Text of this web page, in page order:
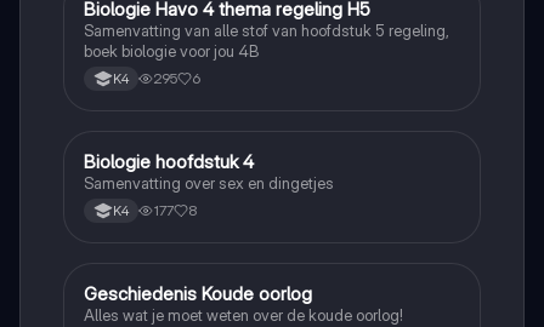
Biologie
Biologie Havo 4 thema regeling H5
Samenvatting van alle stof van hoofdstuk 5 regeling,
boek biologie voor jou 4B
K4 295 6
Biologie
Biologie hoofdstuk 4
Samenvatting over sex en dingetjes
K4 177 8
Geschiedenis
Geschiedenis Koude oorlog
Alles wat je moet weten over de koude oorlog!